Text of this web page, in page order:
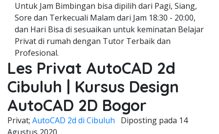
Untuk Jam Bimbingan bisa dipilih dari Pagi, Siang,
Sore dan Terkecuali Malam dari Jam 18:30 - 20:00,
dan Hari Bisa di sesuaikan untuk keminatan Belajar
Privat di rumah dengan Tutor Terbaik dan
Profesional.
Les Privat AutoCAD 2d
Cibuluh | Kursus Design
AutoCAD 2D Bogor
Privat; AutoCAD 2d di Cibuluh Diposting pada 14